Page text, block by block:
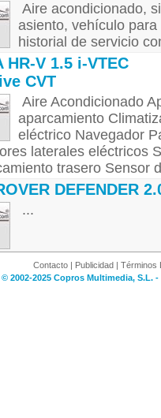
Aire acondicionado,
asiento, vehículo
historial de servicio
HR-V 1.5 i-VTEC
CVT
Aire Acondicionado
aparcamiento
eléctrico Navegador
laterales eléctricos
trasero Sensor
DEFENDER
...
Contacto | Publicidad | Términos
© 2002-2025 Copros Multimedia, S.L.